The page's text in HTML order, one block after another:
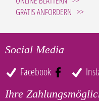
GRATIS ANFORDERN
Social Media
Facebook
Ihre